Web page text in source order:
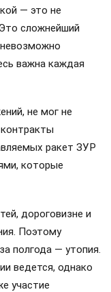
— это не
сложнейший
важна каждая
не мог не
ракет ЗУР
которые
дороговизне и
Поэтому
полгода — утопия.
ведется, однако
участие